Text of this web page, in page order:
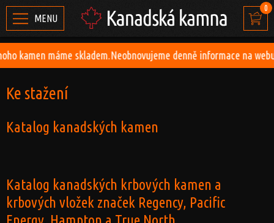
kamen máme skladem.Neobnovujeme denně informace na
0
MENU
Ke stažení
Katalog kanadských kamen
Katalog kanadských krbových kamen a
krbových vložek značek Regency, Pacific